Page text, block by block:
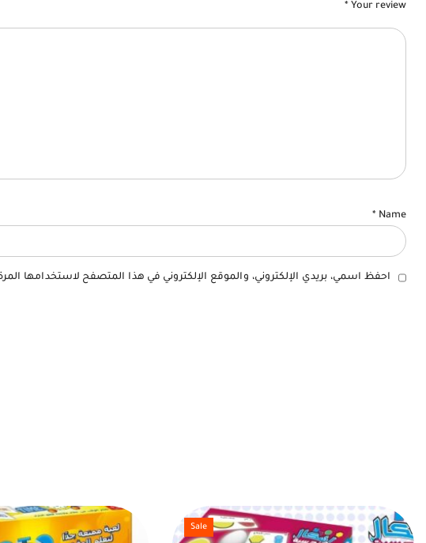
Your review
*
Name
*
احفظ اسمي، بريدي الإلكتروني، والموقع الإلكتروني في هذا المتصفح لاستخدامها
Sale